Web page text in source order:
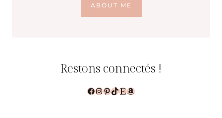
ABOUT ME
Restons connectés !
Facebook
Instagram
Pinterest
TikTok
EtsyAmazon